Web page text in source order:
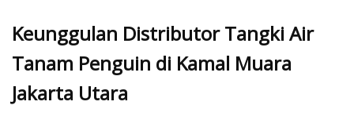
Keunggulan Distributor Tangki Air
Tanam Penguin di Kamal Muara
Jakarta Utara